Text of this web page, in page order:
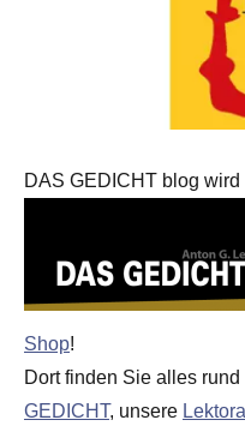
DAS GEDICHT blog wird
Shop!
Dort finden Sie alles
GEDICHT, unsere